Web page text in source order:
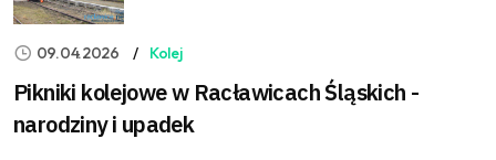
09.04.2026 Kolej
Pikniki kolejowe w Racławicach Śląskich -
narodziny i upadek